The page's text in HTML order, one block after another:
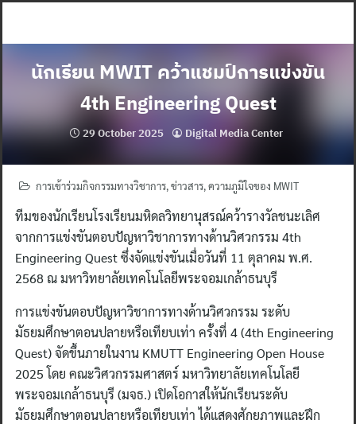
นักเรียน MWIT คว้าแชมป์การแข่งขัน
4th Engineering Quest
29 October 2025 Digital Media Center
การเข้าร่วมกิจกรรมทางวิชาการ,ข่าวสาร,ความภูมิใจของ MWIT
ทีมของนักเรียนโรงเรียนมหิดลวิทยานุสรณ์คว้ารางวัลชนะเลิศ
จากการแข่งขันตอบปัญหาวิชาการทางด้านวิศวกรรม 4th
Engineering Quest ซึ่งจัดแข่งขันเมื่อวันที่ 11 ตุลาคม พ.ศ.
2568 ณ มหาวิทยาลัยเทคโนโลยีพระจอมเกล้าธนบุรี
การแข่งขันตอบปัญหาวิชาการทางด้านวิศวกรรม ระดับ
มัธยมศึกษาตอนปลายหรือเทียบเท่า ครั้งที่ 4 (4th Engineering
Quest) จัดขึ้นภายในงาน KMUTT Engineering Open House
2025 โดย คณะวิศวกรรมศาสตร์ มหาวิทยาลัยเทคโนโลยี
พระจอมเกล้าธนบุรี (มจธ.) เปิดโอกาสให้นักเรียนระดับ
มัธยมศึกษาตอนปลายหรือเทียบเท่า ได้แสดงศักยภาพและฝึก